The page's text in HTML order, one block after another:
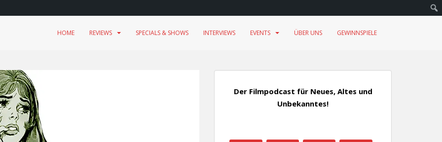
HOME REVIEWS SPECIALS & SHOWS INTERVIEWS EVENTS ÜBER UNS GEWINNSPIELE
Der Filmpodcast für Neues, Altes und
Unbekanntes!